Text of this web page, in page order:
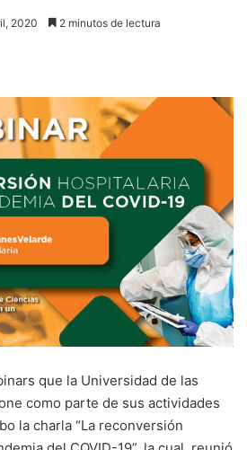
2020 2 minutos de lectura
que la Universidad de las
como parte de sus actividades
la charla “La reconversión